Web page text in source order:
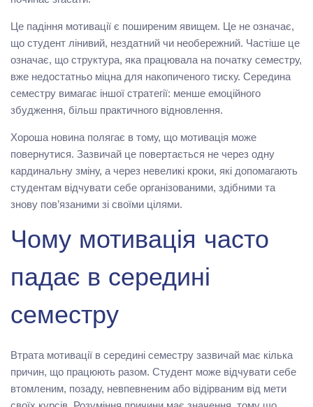
Це падіння мотивації є поширеним явищем. Це не означає,
що студент лінивий, нездатний чи необережний. Частіше це
означає, що структура, яка працювала на початку семестру,
вже недостатньо міцна для накопиченого тиску. Середина
семестру вимагає іншої стратегії: менше емоційного
збудження, більш практичного відновлення.
Хороша новина полягає в тому, що мотивація може
повернутися. Зазвичай це повертається не через одну
кардинальну зміну, а через невеликі кроки, які допомагають
студентам відчувати себе організованими, здібними та
знову пов’язаними зі своїми цілями.
Чому мотивація часто
падає в середині
семестру
Втрата мотивації в середині семестру зазвичай має кілька
причин, що працюють разом. Студент може відчувати себе
втомленим, позаду, невпевненим або відірваним від мети